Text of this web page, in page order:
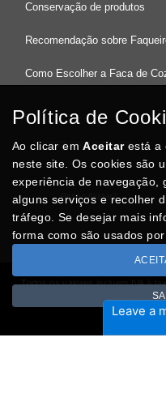
Leave a
Conservação de produtos
Recomendação sobre
Como Escolher a Faca de
37°08'27.5"N 8°32'13.9"W
Posso Ajudar?
Todos os valores incluem IVA à
Copyright ©
Política de
Ao clicar emAceitarestá a
neste site. Os cookies são
experiência de navegação,
alguns serviços e recolher
tráfego. Se desejar mais
forma como são usados